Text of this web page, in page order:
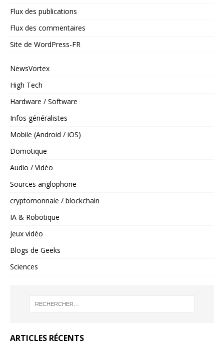
Flux des publications
Flux des commentaires
Site de WordPress-FR
NewsVortex
High Tech
Hardware / Software
Infos généralistes
Mobile (Android / iOS)
Domotique
Audio / Vidéo
Sources anglophone
cryptomonnaie / blockchain
IA & Robotique
Jeux vidéo
Blogs de Geeks
Sciences
ARTICLES RÉCENTS